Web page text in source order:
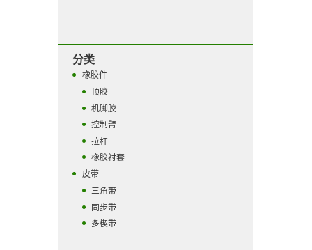
分类
橡胶件
顶胶
机脚胶
控制臂
拉杆
橡胶衬套
皮带
三角带
同步带
多楔带